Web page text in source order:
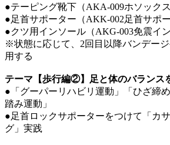
●テーピング靴下（AKA-009ホソックス
●足首サポーター（AKK-002足首サポ
●クツ用インソール（AKG-003免震イン
※状態に応じて、2回目以降バンデー
用する
テーマ【歩行編②】足と体のバランス
●「グーパーリハビリ運動」「ひざ締
踏み運動」
●足首ロックサポーターをつけて「カ
グ」実践